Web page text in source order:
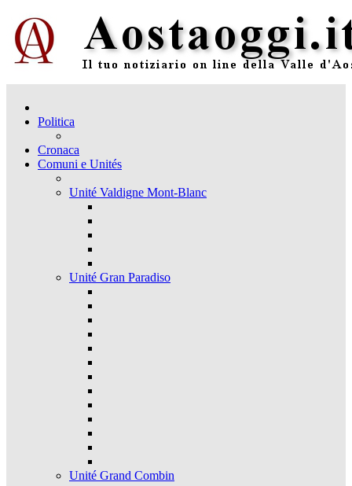
Politica
Cronaca
Comuni e Unités
Unité Valdigne Mont-Blanc
Unité Gran Paradiso
Unité Grand Combin